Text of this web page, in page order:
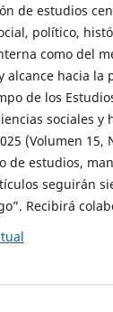
de estudios
político,
como del
alcance hacia
de los
sociales
(Volumen 15,
de estudios,
seguirán
Recibirá